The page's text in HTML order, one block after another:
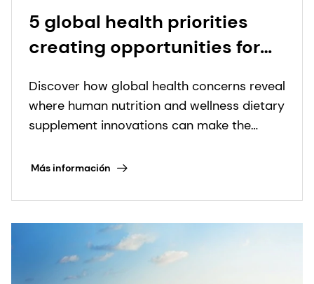
5 global health priorities
creating opportunities for
innovation
Discover how global health concerns reveal
where human nutrition and wellness dietary
supplement innovations can make the
Más información